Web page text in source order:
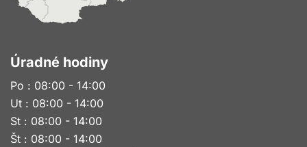
Úradné hodiny
Po : 08:00 - 14:00
Ut : 08:00 - 14:00
St : 08:00 - 14:00
Št : 08:00 - 14:00